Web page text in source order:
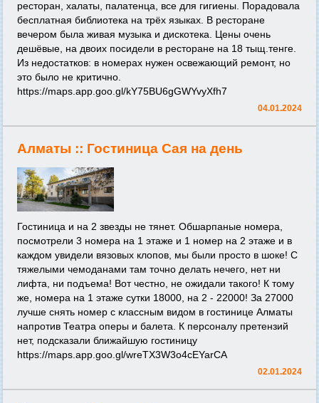
ресторан, халаты, палатенца, все для гигиены. Порадовала
бесплатная библиотека на трёх языках. В ресторане
вечером была живая музыка и дискотека. Цены очень
дешёвые, на двоих посидели в ресторане на 18 тыщ.тенге.
Из недостатков: в номерах нужен освежающий ремонт, но
это было не критично.
https://maps.app.goo.gl/kY75BU6gGWYvyXfh7
04.01.2024
Алматы :: Гостиница Сая на день
Гостиница и на 2 звезды не тянет. Обшарпаные номера,
посмотрели 3 номера на 1 этаже и 1 номер на 2 этаже и в
каждом увидели вязовых клопов, мы были просто в шоке! С
тяжелыми чемоданами там точно делать нечего, нет ни
лифта, ни подъема! Вот честно, не ожидали такого! К тому
же, номера на 1 этаже сутки 18000, на 2 - 22000! За 27000
лучше снять номер с классным видом в гостинице Алматы
напротив Театра оперы и балета. К персоналу претензий
нет, подсказали ближайшую гостиницу
https://maps.app.goo.gl/wreTX3W3o4cEYarCA
02.01.2024